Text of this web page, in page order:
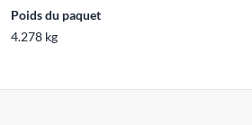
Poids du paquet
4.278 kg